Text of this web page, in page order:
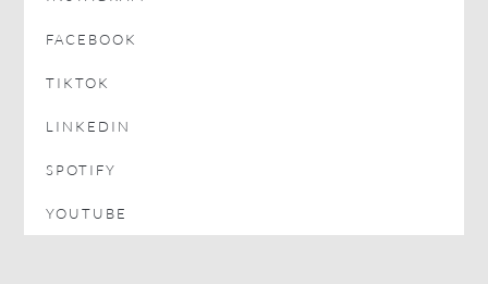
FACEBOOK
TIKTOK
LINKEDIN
SPOTIFY
YOUTUBE